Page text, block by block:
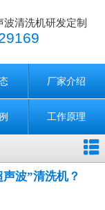
清洗机研发定制
厂家介绍
工作原理
波”清洗机？